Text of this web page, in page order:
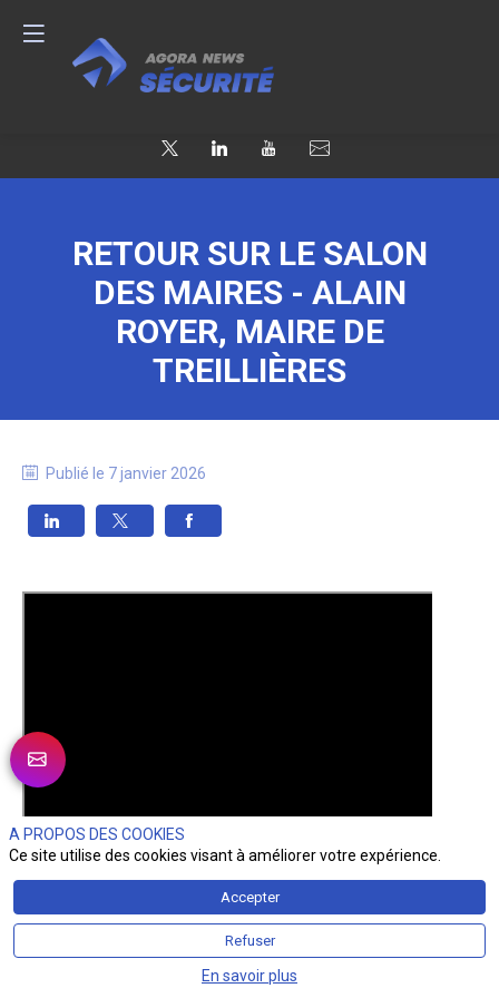
RETOUR SUR LE SALON
DES MAIRES - ALAIN
ROYER, MAIRE DE
TREILLIÈRES
Publié le 7 janvier 2026
A PROPOS DES COOKIES
Ce site utilise des cookies visant à améliorer votre expérience.
Accepter
Refuser
En savoir plus